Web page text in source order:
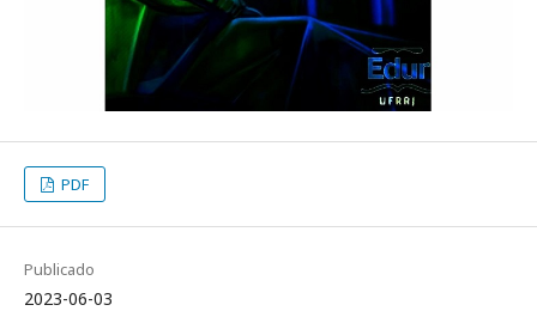
PDF
Publicado
2023-06-03